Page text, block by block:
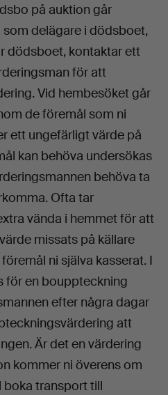
på auktion går
delägare i dödsboet,
dödsboet, kontaktar ett
för att
Vid hembesöket går
de föremål som ni
ett ungefärligt värde på
kan behöva undersökas
behöva ta
Ofta tar
vända i hemmet för att
missats på källare
ni själva kasserat. I
för en bouppteckning
efter några dagar
att
Är det en värdering
kommer ni överens om
boka transport till